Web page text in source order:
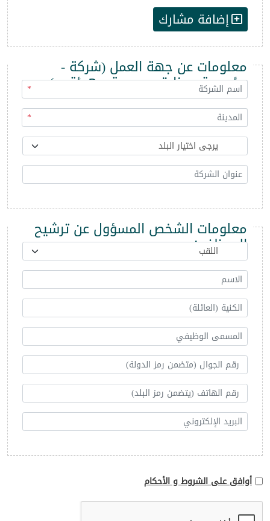
إضافة مشارك
معلومات عن جهة العمل (شركة -
مؤسسة - وزارة - مديرية - هيئة ...)
*
*
معلومات الشخص المسؤول عن ترشيح
الموظفين
أوافق على الشروط و الأحكام